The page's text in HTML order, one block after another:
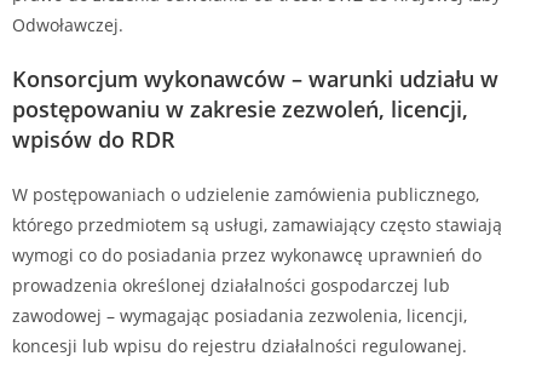
Odwoławczej.
Konsorcjum wykonawców – warunki udziału w
postępowaniu w zakresie zezwoleń, licencji,
wpisów do RDR
W postępowaniach o udzielenie zamówienia publicznego,
którego przedmiotem są usługi, zamawiający często stawiają
wymogi co do posiadania przez wykonawcę uprawnień do
prowadzenia określonej działalności gospodarczej lub
zawodowej – wymagając posiadania zezwolenia, licencji,
koncesji lub wpisu do rejestru działalności regulowanej.